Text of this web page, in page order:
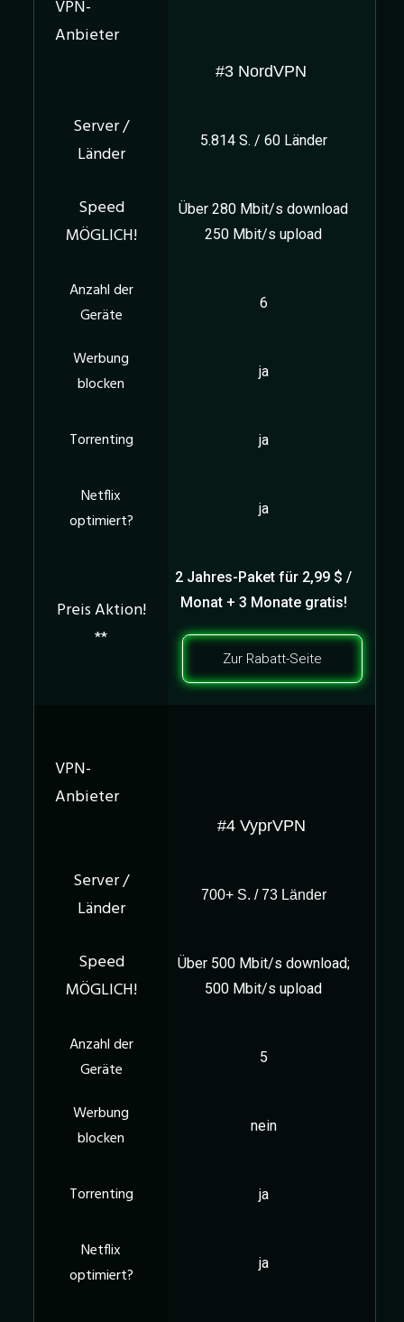
#3 NordVPN
5.814 S. / 60 Länder
Über 280 Mbit/s download
250 Mbit/s upload
6
ja
ja
ja
2 Jahres-Paket für 2,99 $ /
Monat + 3 Monate gratis!
Zur Rabatt-Seite
#4 VyprVPN
700+ S. / 73 Länder
Über 500 Mbit/s download;
500 Mbit/s upload
5
nein
ja
ja